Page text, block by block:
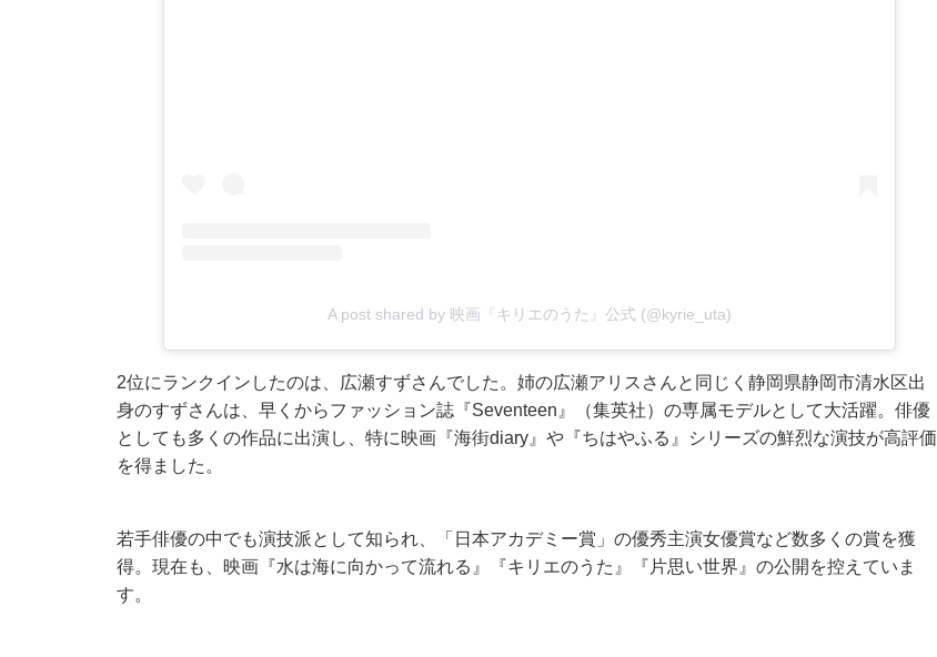
A post shared by 映画『キリエのうた』公式 (@kyrie_uta)
2位にランクインしたのは、広瀬すずさんでした。姉の広瀬アリスさんと同じく静岡県静岡市清水区出
身のすずさんは、早くからファッション誌『Seventeen』（集英社）の専属モデルとして大活躍。俳優
としても多くの作品に出演し、特に映画『海街diary』や『ちはやふる』シリーズの鮮烈な演技が高評価
を得ました。
若手俳優の中でも演技派として知られ、「日本アカデミー賞」の優秀主演女優賞など数多くの賞を獲
得。現在も、映画『水は海に向かって流れる』『キリエのうた』『片思い世界』の公開を控えていま
す。